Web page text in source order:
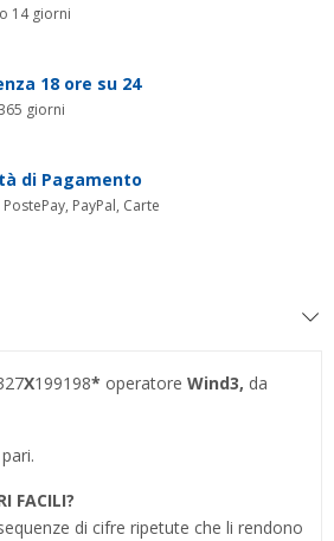
14 giorni
18 ore su 24
365 giorni
di Pagamento
PayPal, Carte
X199198* operatore Wind3, da
FACILI?
di cifre ripetute che li rendono